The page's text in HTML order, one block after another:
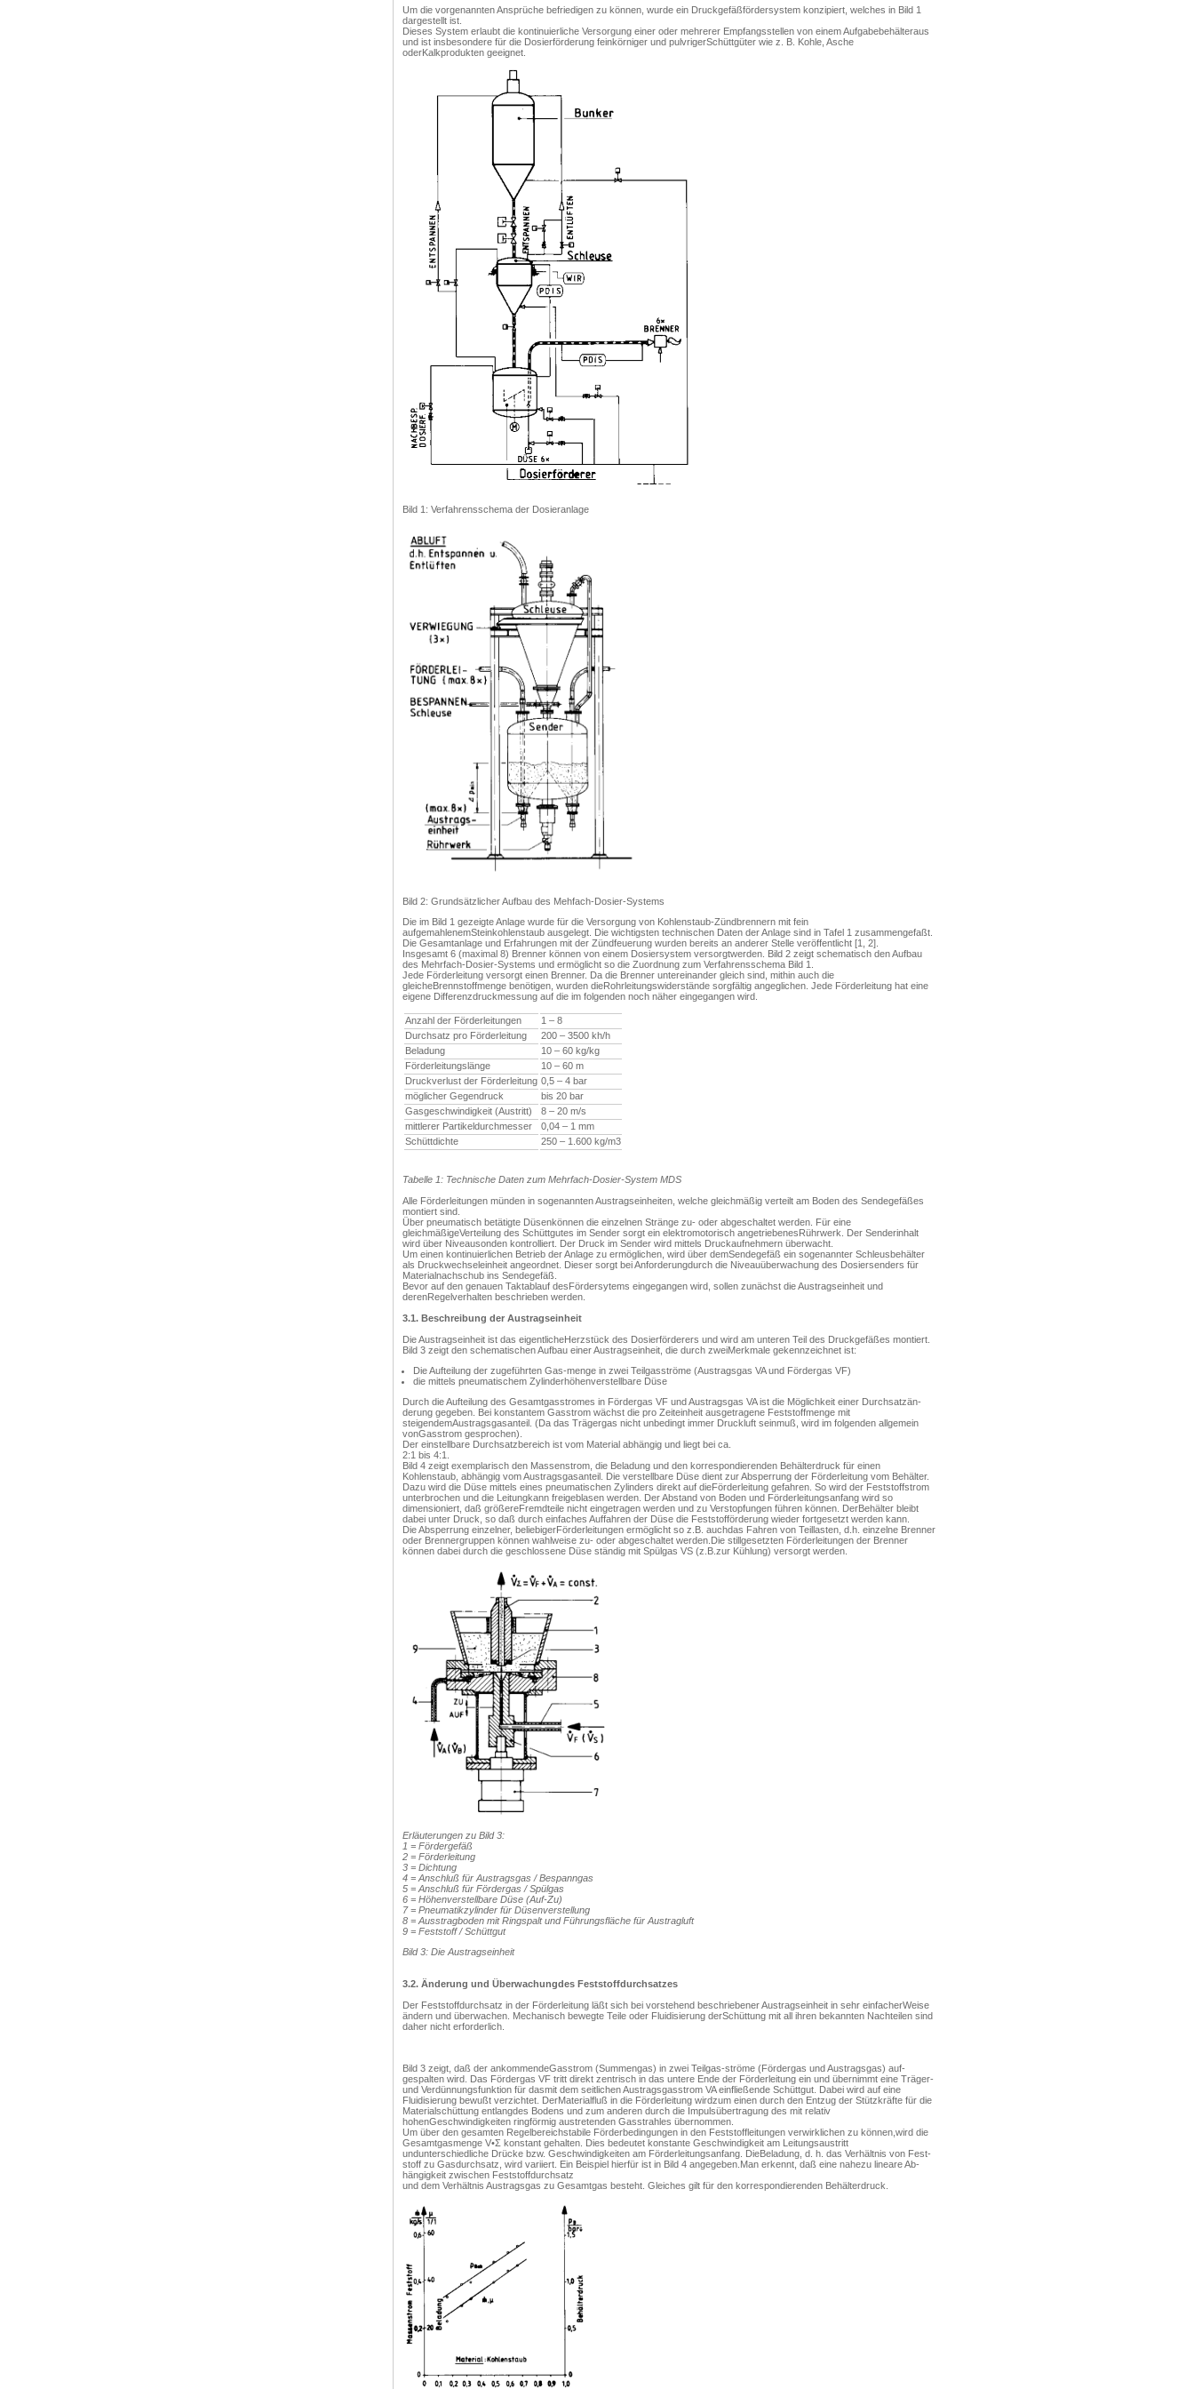
Um die vorgenannten Ansprüche be­friedigen zu können, wurde ein Druckge­fäßfördersystem konzipiert, welches in Bild 1
dargestellt ist.
Dieses System erlaubt die kontinuierli­che Versorgung einer oder mehrerer Emp­fangsstellen von einem Aufgabebehälteraus
und ist insbesondere für die Dosier­förderung feinkörniger und pulvrigerSchüttgüter wie z. B. Kohle, Asche
oderKalkprodukten geeignet.
Bild 1: Verfahrensschema der Dosieranlage
Bild 2: Grundsätzlicher Aufbau des Mehfach-Dosier-Systems
Die im Bild 1 gezeigte Anlage wurde für die Versorgung von Kohlenstaub-Zündbrennern mit fein
aufgemahlenemSteinkohlenstaub ausgelegt. Die wichtig­sten technischen Daten der Anlage sind in Tafel 1 zusammengefaßt.
Die Gesamt­anlage und Erfahrungen mit der Zündfeuerung wurden bereits an anderer Stel­le veröffentlicht [1, 2].
Insgesamt 6 (maximal 8) Brenner kön­nen von einem Dosiersystem versorgtwerden. Bild 2 zeigt schematisch den Auf­bau
des Mehrfach-Dosier-Systems und er­möglicht so die Zuordnung zum Verfah­rensschema Bild 1.
Jede Förderleitung versorgt einen Brenner. Da die Brenner untereinander gleich sind, mithin auch die
gleicheBrennstoffmenge benötigen, wurden dieRohrleitungswiderstände sorgfältig ange­glichen. Jede Förderleitung hat eine
eige­ne Differenzdruckmessung auf die im fol­genden noch näher eingegangen wird.
Anzahl der Förderleitungen
1 – 8
Durchsatz pro Förderleitung
200 – 3500 kh/h
Beladung
10 – 60 kg/kg
Förderleitungslänge
10 – 60 m
Druckverlust der Förderleitung 0,5 – 4 bar
möglicher Gegendruck
bis 20 bar
Gasgeschwindigkeit (Austritt)
8 – 20 m/s
mittlerer Partikeldurchmesser
0,04 – 1 mm
Schüttdichte
250 – 1.600 kg/m3
Tabelle 1: Technische Daten zum Mehrfach-Dosier-System MDS
Alle Förderleitungen münden in soge­nannten Austragseinheiten, welche gleichmäßig verteilt am Boden des Sende­gefäßes
montiert sind.
Über pneumatisch betätigte Düsenkönnen die einzelnen Stränge zu- oder ab­geschaltet werden. Für eine
gleichmäßigeVerteilung des Schüttgutes im Sender sorgt ein elektromotorisch angetriebenesRührwerk. Der Senderinhalt
wird über Ni­veausonden kontrolliert. Der Druck im Sender wird mittels Druckaufnehmern überwacht.
Um einen kontinuierlichen Betrieb der Anlage zu ermöglichen, wird über demSendegefäß ein sogenannter Schleus­behälter
als Druckwechseleinheit ange­ordnet. Dieser sorgt bei Anforderungdurch die Niveauüberwachung des Do­siersenders für
Materialnachschub ins Sendegefäß.
Bevor auf den genauen Taktablauf desFördersytems eingegangen wird, sollen zunächst die Austragseinheit und
derenRegelverhalten beschrieben werden.
3.1. Beschreibung der Austragseinheit
Die Austragseinheit ist das eigentlicheHerzstück des Dosierförderers und wird am unteren Teil des Druckgefäßes mon­tiert.
Bild 3 zeigt den schematischen Auf­bau einer Austragseinheit, die durch zweiMerkmale gekennzeichnet ist:
Die Aufteilung der zugeführten Gas-menge in zwei Teilgasströme (Aus­tragsgas VA und Fördergas VF)
die mittels pneumatischem Zylinderhöhenverstellbare Düse
Durch die Aufteilung des Gesamtgas­stromes in Fördergas VF und Austragsgas VA ist die Möglichkeit einer Durchsatzän­
derung gegeben. Bei konstantem Gas­strom wächst die pro Zeiteinheit ausge­tragene Feststoffmenge mit
steigendemAustragsgasanteil. (Da das Trägergas nicht unbedingt immer Druckluft seinmuß, wird im folgenden allgemein
vonGasstrom gesprochen).
Der einstellbare Durchsatzbereich ist vom Material abhängig und liegt bei ca.
2:1 bis 4:1.
Bild 4 zeigt exemplarisch den Mas­senstrom, die Beladung und den korre­spondierenden Behälterdruck für einen
Kohlenstaub, abhängig vom Austragsga­santeil. Die verstellbare Düse dient zur Absperrung der Förderleitung vom Behäl­ter.
Dazu wird die Düse mittels eines pneumatischen Zylinders direkt auf dieFörderleitung gefahren. So wird der Fest­stoffstrom
unterbrochen und die Leitungkann freigeblasen werden. Der Abstand von Boden und Förderleitungsanfang wird so
dimensioniert, daß größereFremdteile nicht eingetragen werden und zu Verstopfungen führen können. DerBehälter bleibt
dabei unter Druck, so daß durch einfaches Auffahren der Düse die Feststofförderung wieder fortgesetzt wer­den kann.
Die Absperrung einzelner, beliebigerFörderleitungen ermöglicht so z.B. auchdas Fahren von Teillasten, d.h. einzelne Brenner
oder Brennergruppen können wahlweise zu- oder abgeschaltet werden.Die stillgesetzten Förderleitungen der Brenner
können dabei durch die geschlos­sene Düse ständig mit Spülgas VS (z.B.zur Kühlung) versorgt werden.
Erläuterungen zu Bild 3:
1 = Fördergefäß
2 = Förderleitung
3 = Dichtung
4 = Anschluß für Austragsgas / Bespanngas
5 = Anschluß für Fördergas / Spülgas
6 = Höhenverstellbare Düse (Auf-Zu)
7 = Pneumatikzylinder für Düsenverstellung
8 = Ausstragboden mit Ringspalt und Führungs­fläche für Austragluft
9 = Feststoff / Schüttgut
Bild 3: Die Austragseinheit
3.2. Änderung und Überwachungdes Feststoffdurchsatzes
Der Feststoffdurchsatz in der Förder­leitung läßt sich bei vorstehend beschrie­bener Austragseinheit in sehr einfacherWeise
ändern und überwachen. Mechanisch bewegte Teile oder Fluidisierung derSchüttung mit all ihren bekannten Nachteilen sind
daher nicht erforderlich.
Bild 3 zeigt, daß der ankommendeGasstrom (Summengas) in zwei Teilgas-ströme (Fördergas und Austragsgas) auf­
gespalten wird. Das Fördergas VF tritt di­rekt zentrisch in das untere Ende der För­derleitung ein und übernimmt eine Träger-
und Verdünnungsfunktion für dasmit dem seitlichen Austragsgasstrom VA einfließende Schüttgut. Dabei wird auf ei­ne
Fluidisierung bewußt verzichtet. DerMaterialfluß in die Förderleitung wirdzum einen durch den Entzug der Stütz­kräfte für die
Materialschüttung entlangdes Bodens und zum anderen durch die Impulsübertragung des mit relativ
hohenGeschwindigkeiten ringförmig austreten­den Gasstrahles übernommen.
Um über den gesamten Regelbereichstabile Förderbedingungen in den Fest­stoffleitungen verwirklichen zu können,wird die
Gesamtgasmenge V•Σ konstant gehalten. Dies bedeutet konstante Ge­schwindigkeit am Leitungsaustritt
undunterschiedliche Drücke bzw. Geschwin­digkeiten am Förderleitungsanfang. DieBeladung, d. h. das Verhältnis von Fest­
stoff zu Gasdurchsatz, wird variiert. Ein Beispiel hierfür ist in Bild 4 angegeben.Man erkennt, daß eine nahezu lineare Ab­
hängigkeit zwischen Feststoffdurchsatz
und dem Verhältnis Austragsgas zu Ge­samtgas besteht. Gleiches gilt für den kor­respondierenden Behälterdruck.